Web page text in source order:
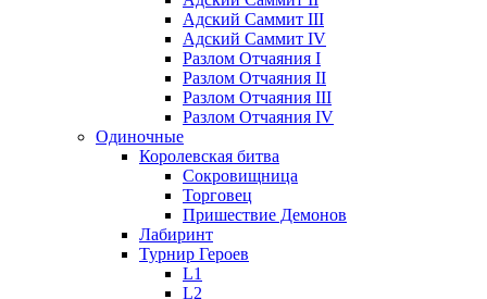
Адский Саммит III
Адский Саммит IV
Разлом Отчаяния I
Разлом Отчаяния II
Разлом Отчаяния III
Разлом Отчаяния IV
Одиночные
Королевская битва
Сокровищница
Торговец
Пришествие Демонов
Лабиринт
Турнир Героев
L1
L2